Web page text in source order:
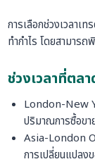
การเลือกช่วงเวลาเ
ทำกำไร โดยสามาร
ช่วงเวลาที่ต
London-New
ปริมาณการซื้อข
Asia-London
การเปลี่ยนแปลง